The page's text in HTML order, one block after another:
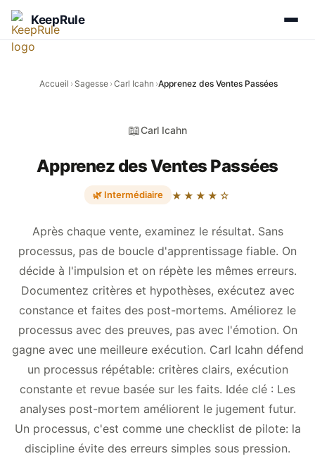
KeepRule
Accueil › Sagesse ›Carl Icahn ›Apprenez des Ventes Passées
📖Carl Icahn
Apprenez des Ventes Passées
🌿 Intermédiaire ★★★★☆
Après chaque vente, examinez le résultat. Sans
processus, pas de boucle d'apprentissage fiable. On
décide à l'impulsion et on répète les mêmes erreurs.
Documentez critères et hypothèses, exécutez avec
constance et faites des post-mortems. Améliorez le
processus avec des preuves, pas avec l'émotion. On
gagne avec une meilleure exécution. Carl Icahn défend
un processus répétable: critères clairs, exécution
constante et revue basée sur les faits. Idée clé : Les
analyses post-mortem améliorent le jugement futur.
Un processus, c'est comme une checklist de pilote: la
discipline évite des erreurs simples sous pression.